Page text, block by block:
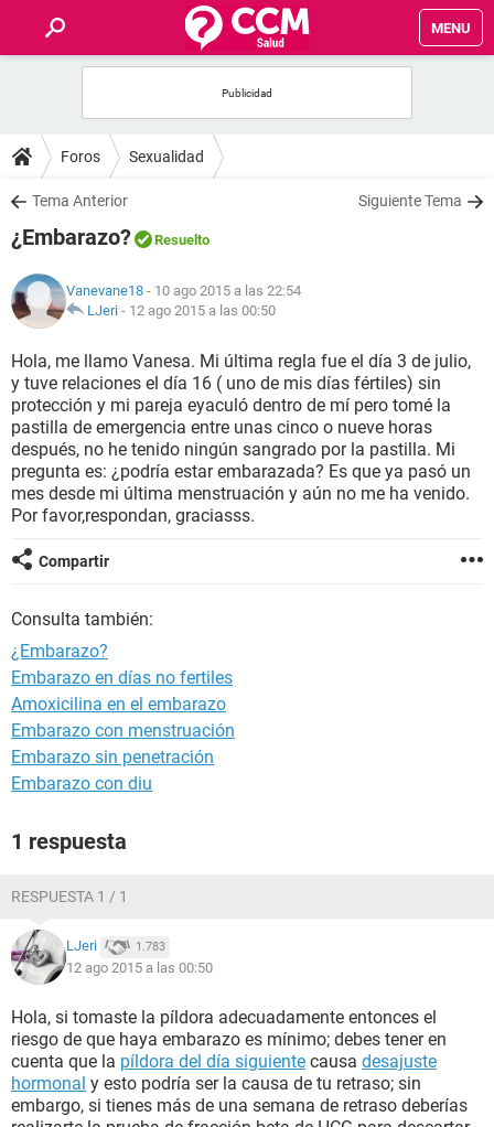
MENU
FOROS
SALUD
FAMILIA
NUTRICIÓN
BIENESTAR
SEXUALIDAD
GLOSARIO
Foros Sexualidad
Tema Anterior Siguiente Tema
¿Embarazo? Resuelto
Vanevane18 - 10 ago 2015 a las 22:54
LJeri - 12 ago 2015 a las 00:50
Hola, me llamo Vanesa. Mi última regla fue el día 3 de julio,
y tuve relaciones el día 16 ( uno de mis días fértiles) sin
protección y mi pareja eyaculó dentro de mí pero tomé la
pastilla de emergencia entre unas cinco o nueve horas
después, no he tenido ningún sangrado por la pastilla. Mi
pregunta es: ¿podría estar embarazada? Es que ya pasó un
mes desde mi última menstruación y aún no me ha venido.
Por favor,respondan, graciasss.
Compartir
Consulta también:
¿Embarazo?
Embarazo en días no fertiles
Amoxicilina en el embarazo
Embarazo con menstruación
Embarazo sin penetración
Embarazo con diu
1 respuesta
RESPUESTA 1 / 1
LJeri 1.783
12 ago 2015 a las 00:50
Hola, si tomaste la píldora adecuadamente entonces el
riesgo de que haya embarazo es mínimo; debes tener en
cuenta que la píldora del día siguiente causa desajuste
hormonal y esto podría ser la causa de tu retraso; sin
embargo, si tienes más de una semana de retraso deberías